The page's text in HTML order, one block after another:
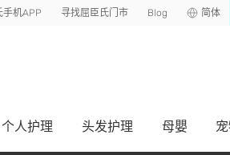
手机APP 寻找屈臣氏门市 Blog 简体
个人护理 头发护理 母嬰